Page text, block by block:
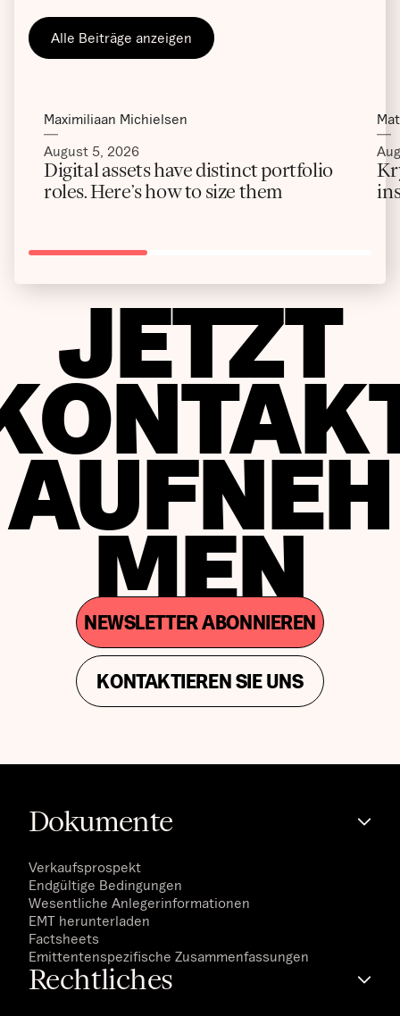
Alle Beiträge anzeigen
Maximiliaan Michielsen
August 5, 2026
Digital assets have distinct portfolio
roles. Here’s how to size them
JETZT
AUFNEH
MEN
NEWSLETTER ABONNIEREN
KONTAKTIEREN SIE UNS
Dokumente
Verkaufsprospekt
Endgültige Bedingungen
Wesentliche Anlegerinformationen
EMT herunterladen
Factsheets
Emittentenspezifische Zusammenfassungen
Rechtliches